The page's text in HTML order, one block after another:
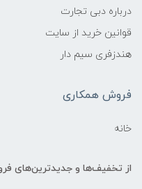
درباره دبی تجارت
قوانین خرید از سایت
هندزفری سیم دار
فروش همکاری
خانه
از تخفیف‌ها و جدیدترین‌های